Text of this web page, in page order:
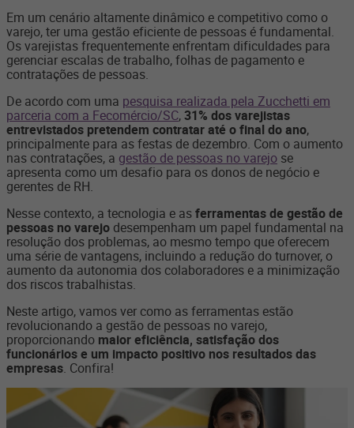
Em um cenário altamente dinâmico e competitivo como o
varejo, ter uma gestão eficiente de pessoas é fundamental.
Os varejistas frequentemente enfrentam dificuldades para
gerenciar escalas de trabalho, folhas de pagamento e
contratações de pessoas.
De acordo com uma pesquisa realizada pela Zucchetti em
parceria com a Fecomércio/SC,31% dos varejistas
entrevistados pretendem contratar até o final do ano,
principalmente para as festas de dezembro. Com o aumento
nas contratações, a gestão de pessoas no varejo se
apresenta como um desafio para os donos de negócio e
gerentes de RH.
Nesse contexto, a tecnologia e asferramentas de gestão de
pessoas no varejo desempenham um papel fundamental na
resolução dos problemas, ao mesmo tempo que oferecem
uma série de vantagens, incluindo a redução do turnover, o
aumento da autonomia dos colaboradores e a minimização
dos riscos trabalhistas.
Neste artigo, vamos ver como as ferramentas estão
revolucionando a gestão de pessoas no varejo,
proporcionando maior eficiência, satisfação dos
funcionários e um impacto positivo nos resultados das
empresas. Confira!